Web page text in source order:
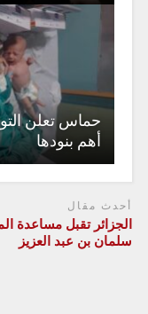
حماس تعلن
أهم بنودها
أحدث مقال
الجزائر تقبل مساعدة
سلمان بن عبد العزيز